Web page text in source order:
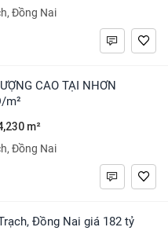
Đồng Nai
m²
m²
Đồng Nai
Đồng Nai giá 182 tỷ